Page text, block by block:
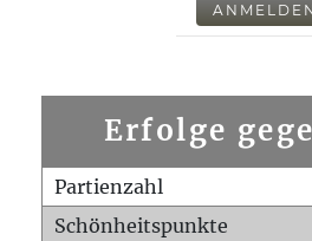
Erfolge
Partienzahl
Schönheitspunkte